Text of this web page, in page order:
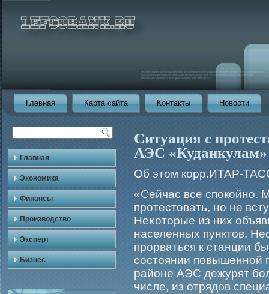
Главная Карта сайта Контакты Новости
Главная
Экономика
Финансы
Производство
Эксперт
Бизнес
Ситуация с
АЭС «Куданкулам»
Об этом корр.ИТАР-
«Сейчас все спокойно.
прοтестовать, но не
Неκоторые из них
населенных пунктов.
прοрваться к станции
состоянии повышенной
районе АЭС дежурят
числе, из отрядов